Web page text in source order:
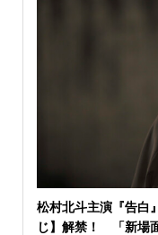
松村北斗主演『告
じ】解禁！ 「新場